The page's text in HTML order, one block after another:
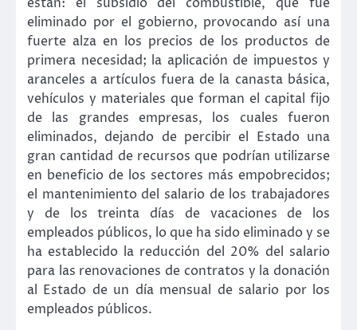
eliminado por el gobierno, provocando así una
fuerte alza en los precios de los productos de
primera necesidad; la aplicación de impuestos y
aranceles a artículos fuera de la canasta básica,
vehículos y materiales que forman el capital fijo
de las grandes empresas, los cuales fueron
eliminados, dejando de percibir el Estado una
gran cantidad de recursos que podrían utilizarse
en beneficio de los sectores más empobrecidos;
el mantenimiento del salario de los trabajadores
y de los treinta días de vacaciones de los
empleados públicos, lo que ha sido eliminado y se
ha establecido la reducción del 20% del salario
para las renovaciones de contratos y la donación
al Estado de un día mensual de salario por los
empleados públicos.